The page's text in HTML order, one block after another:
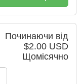
Починаючи від
$2.00 USD
Щомісячно